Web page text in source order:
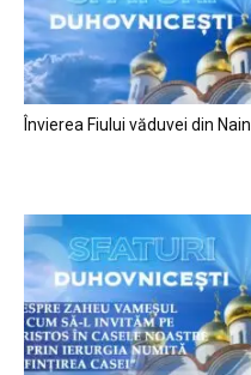
Învierea Fiului văduvei din Nain